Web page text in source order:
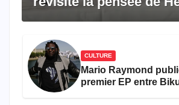
CULTURE
Mario Raymond
premier EP entre